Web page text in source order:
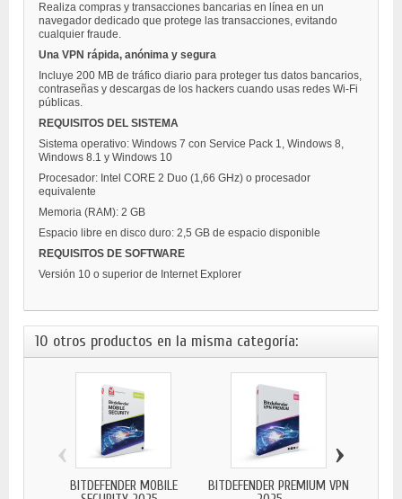
Realiza compras y transacciones bancarias en línea en un
navegador dedicado que protege las transacciones, evitando
cualquier fraude.
Una VPN rápida, anónima y segura
Incluye 200 MB de tráfico diario para proteger tus datos bancarios,
contraseñas y descargas de los hackers cuando usas redes Wi-Fi
públicas.
REQUISITOS DEL SISTEMA
Sistema operativo: Windows 7 con Service Pack 1, Windows 8,
Windows 8.1 y Windows 10
Procesador: Intel CORE 2 Duo (1,66 GHz) o procesador
equivalente
Memoria (RAM): 2 GB
Espacio libre en disco duro: 2,5 GB de espacio disponible
REQUISITOS DE SOFTWARE
Versión 10 o superior de Internet Explorer
10 otros productos en la misma categoría:
BITDEFENDER MOBILE
BITDEFENDER PREMIUM VPN
‹ ›